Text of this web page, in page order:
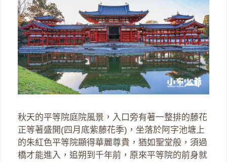
秋天的平等院庭院風景，入口旁有著一整排的藤花
正等著盛開(四月底紫藤花季)，坐落於阿字池塘上
的朱紅色平等院顯得華麗尊貴，猶如聖堂般，須過
橋才能進入，追朔到千年前，原來平等院的前身就